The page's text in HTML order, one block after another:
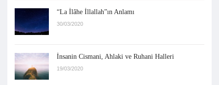
“La İlâhe İllallah”ın Anlamı
30/03/2020
İnsanin Cismani, Ahlaki ve Ruhani Halleri
19/03/2020